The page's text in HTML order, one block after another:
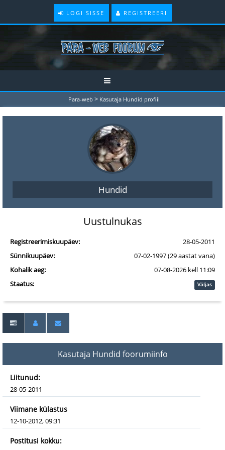
LOGI SISSE REGISTREERI
Para-web > Kasutaja Hundid profiil
Hundid
Uustulnukas
Registreerimiskuupäev:
28-05-2011
Sünnikuupäev:
07-02-1997 (29 aastat vana)
Kohalik aeg:
07-08-2026 kell 11:09
Staatus:
Väljas
Kasutaja Hundid foorumiinfo
Liitunud:
28-05-2011
Viimane külastus
12-10-2012, 09:31
Postitusi kokku: